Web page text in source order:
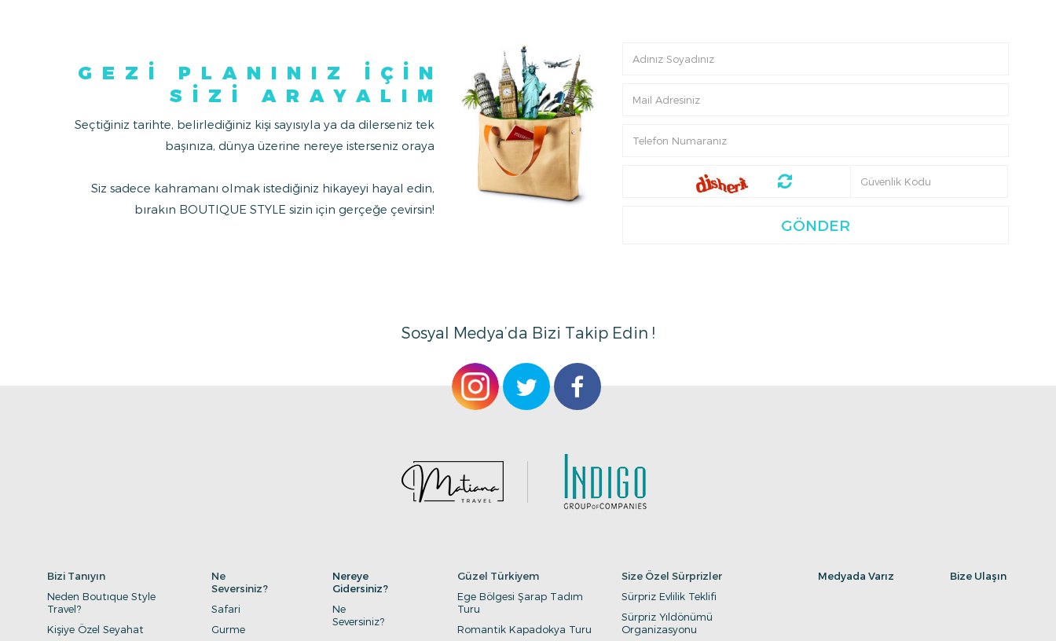
GEZİ PLANINIZ İÇİN
SİZİ ARAYALIM
Seçtiğiniz tarihte, belirlediğiniz kişi sayısıyla ya da dilerseniz tek
başınıza, dünya üzerine nereye isterseniz oraya
Siz sadece kahramanı olmak istediğiniz hikayeyi hayal edin,
bırakın BOUTIQUE STYLE sizin için gerçeğe çevirsin!
GÖNDER
Sosyal Medya’da Bizi Takip Edin !
Bizi Tanıyın
Neden Boutıque Style
Travel?
Kişiye Özel Seyahat
Ne
Seversiniz?
Safari
Gurme
Nereye
Gidersiniz?
Ne
Seversiniz?
Güzel Türkiyem
Ege Bölgesi Şarap Tadım
Turu
Romantik Kapadokya Turu
Size Özel Sürprizler
Sürpriz Evlilik Teklifi
Sürpriz Yıldönümü
Organizasyonu
Medyada Varız Bize Ulaşın